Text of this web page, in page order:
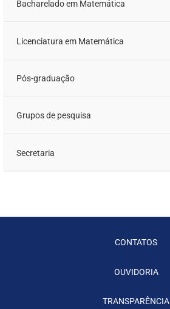
Bacharelado em Matemática
Licenciatura em Matemática
Pós-graduação
Grupos de pesquisa
Secretaria
CONTATOS
OUVIDORIA
TRANSPARÊNCIA